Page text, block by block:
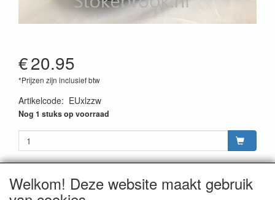
€20.95
*Prijzen zijn inclusief btw
Artikelcode: EUxlzzw
Nog 1 stuks op voorraad
Welkom! Deze website maakt gebruik